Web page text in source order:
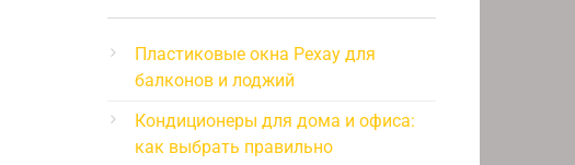
Пластиковые окна Рехау для
балконов и лоджий
Кондиционеры для дома и офиса:
как выбрать правильно